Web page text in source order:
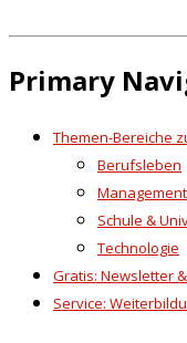
Primary
Themen-Bereiche
Berufsleben
Management
Schule &
Technologie
Gratis: Newsletter
Service: